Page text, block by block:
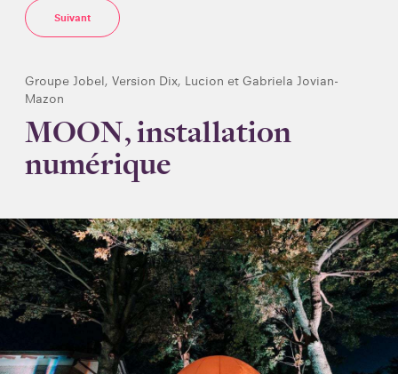
Suivant
Groupe Jobel, Version Dix, Lucion et Gabriela Jovian-
Mazon
MOON, installation
numérique